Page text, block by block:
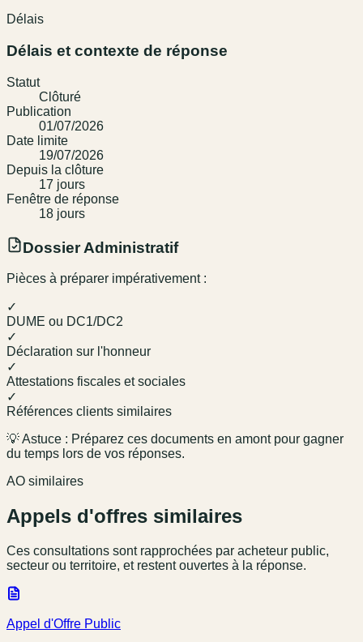
Délais
Délais et contexte de réponse
Statut
Clôturé
Publication
01/07/2026
Date limite
19/07/2026
Depuis la clôture
17 jours
Fenêtre de réponse
18 jours
Dossier Administratif
Pièces à préparer impérativement :
✓
DUME ou DC1/DC2
✓
Déclaration sur l'honneur
✓
Attestations fiscales et sociales
✓
Références clients similaires
💡 Astuce : Préparez ces documents en amont pour gagner
du temps lors de vos réponses.
AO similaires
Appels d'offres similaires
Ces consultations sont rapprochées par acheteur public,
secteur ou territoire, et restent ouvertes à la réponse.
Appel d'Offre Public